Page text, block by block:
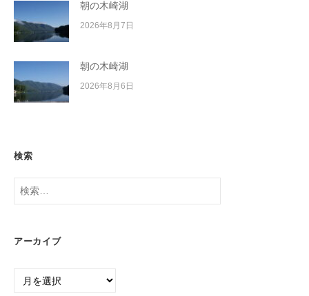
朝の木崎湖
2026年8月7日
朝の木崎湖
2026年8月6日
検索
検
アーカイブ
ア